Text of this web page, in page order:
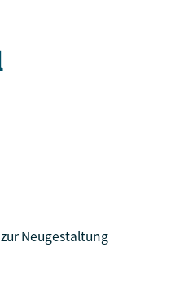
Neugestaltung